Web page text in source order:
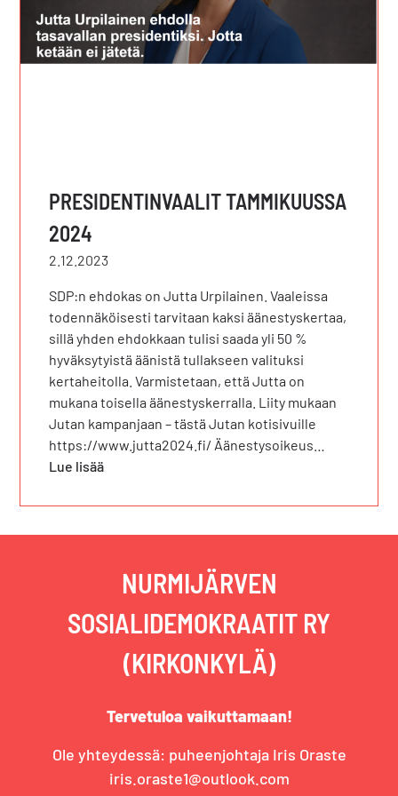
PRESIDENTINVAALIT TAMMIKUUSSA
2024
2.12.2023
SDP:n ehdokas on Jutta Urpilainen. Vaaleissa
todennäköisesti tarvitaan kaksi äänestyskertaa,
sillä yhden ehdokkaan tulisi saada yli 50 %
hyväksytyistä äänistä tullakseen valituksi
kertaheitolla. Varmistetaan, että Jutta on
mukana toisella äänestyskerralla. Liity mukaan
Jutan kampanjaan – tästä Jutan kotisivuille
https://www.jutta2024.fi/ Äänestysoikeus…
Lue lisää
NURMIJÄRVEN
SOSIALIDEMOKRAATIT RY
(KIRKONKYLÄ)
Tervetuloa vaikuttamaan!
Ole yhteydessä: puheenjohtaja Iris Oraste
iris.oraste1@outlook.com